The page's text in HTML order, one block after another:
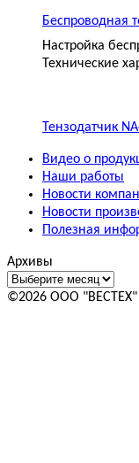
Беспроводная
Настройка
Технические
Тензодатчик
Видео о
Наши работы
Новости
Новости
Полезная
Архивы
©2026 ООО "ВЕСТЕХ"